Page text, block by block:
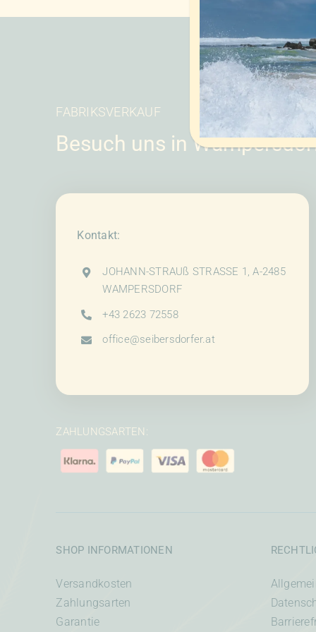
FABRIKSVERKAUF
Besuch uns in
Kontakt:
JOHANN-STRAUß STRASSE 1, A-2485
WAMPERSDORF
+43 2623 72558
office@seibersdorfer.at
ZAHLUNGSARTEN:
SHOP INFORMATIONEN
Versandkosten
Zahlungsarten
Garantie